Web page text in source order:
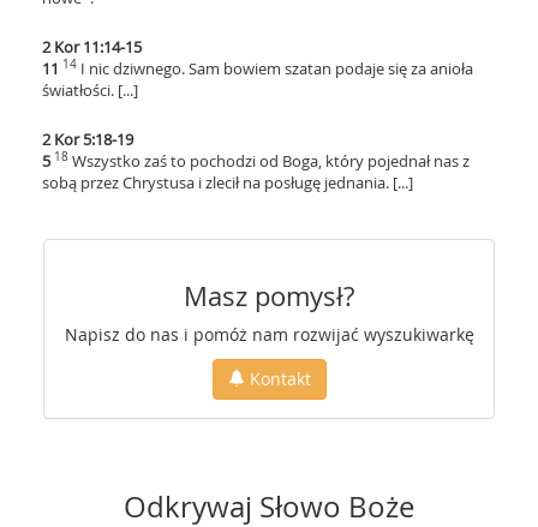
2 Kor 11:14-15
11 14 I nic dziwnego. Sam bowiem szatan podaje się za anioła
światłości. [...]
2 Kor 5:18-19
5 18 Wszystko zaś to pochodzi od Boga, który pojednał nas z
sobą przez Chrystusa i zlecił na posługę jednania. [...]
Masz pomysł?
Napisz do nas i pomóż nam rozwijać wyszukiwarkę
Kontakt
Odkrywaj Słowo Boże